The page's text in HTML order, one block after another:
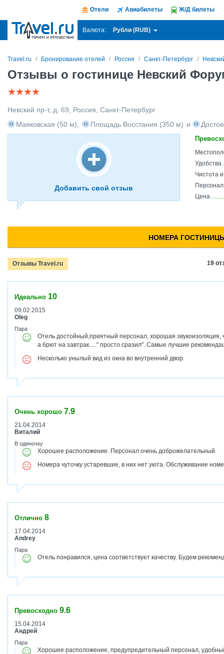
Отели Авиабилеты Ж/Д билеты
Валюта: Рубли (RUB)
Travel.ru Бронирование отелей Россия Санкт-Петербург
Отзывы о гостинице Невский
Невский пр-т, д. 69 Россия Санкт-Петербург
Маяковская (50 м) Площадь Восстания (350 м) и
Добавить свой отзыв
Удобства
Чистота
Персонал
Цена
НОМЕРА
Отзывы Travel.ru 19
Идеально 10
09.02.2015
Oleg
Пара
Отель достойный,приятный персонал, хорошая звукоизоляция,
а брют на завтрак....." просто сразил". Самые лучшие
Несколько унылый вид из окна во внутренний двор.
Очень хорошо 7.9
21.04.2014
Виталий
В одиночку
Хорошее расположение. Персонал очень доброжелательный.
Номера чуточку устаревшие, в них нет уюта. Обслуживание
Отлично 8
17.04.2014
Andrey
Пара
Отель понравился, цена соответствует качеству. Будем
Превосходно 9.6
15.04.2014
Андрей
Пара
Хорошее расположение, предупредительный персонал,